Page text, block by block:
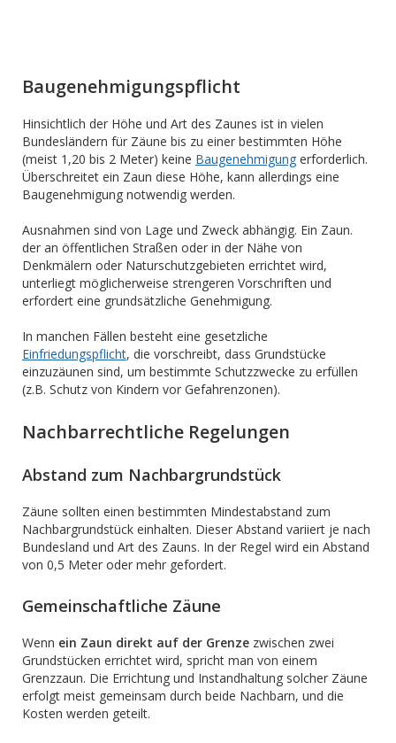
Baugenehmigungspflicht
Hinsichtlich der Höhe und Art des Zaunes ist in vielen
Bundesländern für Zäune bis zu einer bestimmten Höhe
(meist 1,20 bis 2 Meter) keine Baugenehmigung erforderlich.
Überschreitet ein Zaun diese Höhe, kann allerdings eine
Baugenehmigung notwendig werden.
Ausnahmen sind von Lage und Zweck abhängig. Ein Zaun.
der an öffentlichen Straßen oder in der Nähe von
Denkmälern oder Naturschutzgebieten errichtet wird,
unterliegt möglicherweise strengeren Vorschriften und
erfordert eine grundsätzliche Genehmigung.
In manchen Fällen besteht eine gesetzliche
Einfriedungspflicht, die vorschreibt, dass Grundstücke
einzuzäunen sind, um bestimmte Schutzzwecke zu erfüllen
(z.B. Schutz von Kindern vor Gefahrenzonen).
Nachbarrechtliche Regelungen
Abstand zum Nachbargrundstück
Zäune sollten einen bestimmten Mindestabstand zum
Nachbargrundstück einhalten. Dieser Abstand variiert je nach
Bundesland und Art des Zauns. In der Regel wird ein Abstand
von 0,5 Meter oder mehr gefordert.
Gemeinschaftliche Zäune
Wenn ein Zaun direkt auf der Grenze zwischen zwei
Grundstücken errichtet wird, spricht man von einem
Grenzzaun. Die Errichtung und Instandhaltung solcher Zäune
erfolgt meist gemeinsam durch beide Nachbarn, und die
Kosten werden geteilt.